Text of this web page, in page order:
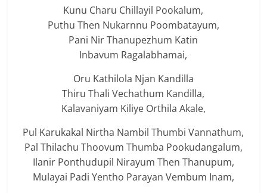
Kunu Charu Chillayil Pookalum,
Puthu Then Nukarnnu Poombatayum,
Pani Nir Thanupezhum Katin
Inbavum Ragalabhamai,
Oru Kathilola Njan Kandilla
Thiru Thali Vechathum Kandilla,
Kalavaniyam Kiliye Orthila Akale,
Pul Karukakal Nirtha Nambil Thumbi Vannathum,
Pal Thilachu Thoovum Thumba Pookudangalum,
Ilanir Ponthudupil Nirayum Then Thanupum,
Mulayai Padi Yentho Parayan Vembum Inam,